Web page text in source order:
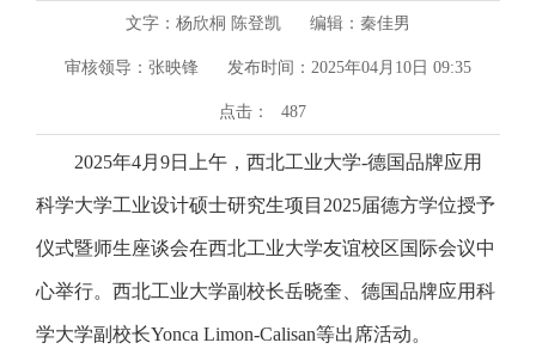
文字：杨欣桐 陈登凯 编辑：秦佳男
审核领导：张映锋 发布时间：2025年04月10日 09:35
点击： 487
2025年4月9日上午，西北工业大学-德国品牌应用
科学大学工业设计硕士研究生项目2025届德方学位授予
仪式暨师生座谈会在西北工业大学友谊校区国际会议中
心举行。西北工业大学副校长岳晓奎、德国品牌应用科
学大学副校长Yonca Limon-Calisan等出席活动。